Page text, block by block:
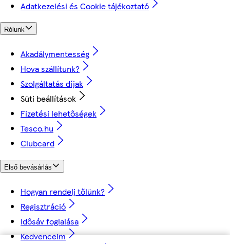
Adatkezelési és Cookie tájékoztató
Rólunk
Akadálymentesség
Hova szállítunk?
Szolgáltatás díjak
Süti beállítások
Fizetési lehetőségek
Tesco.hu
Clubcard
Első bevásárlás
Hogyan rendelj tőlünk?
Regisztráció
Idősáv foglalása
Kedvenceim